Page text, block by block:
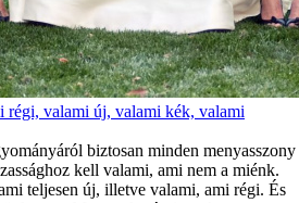
régi, valami új, valami kék, valami
biztosan minden menyasszony
kell valami, ami nem a miénk.
teljesen új, illetve valami, ami régi. És